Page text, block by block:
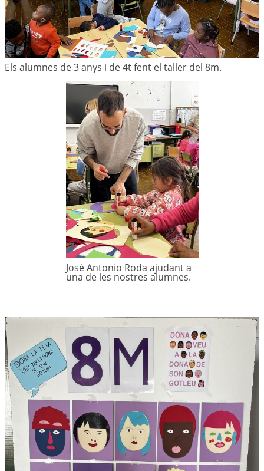
Els alumnes de 3 anys i de 4t fent el taller del 8m.
José Antonio Roda ajudant a
una de les nostres alumnes.